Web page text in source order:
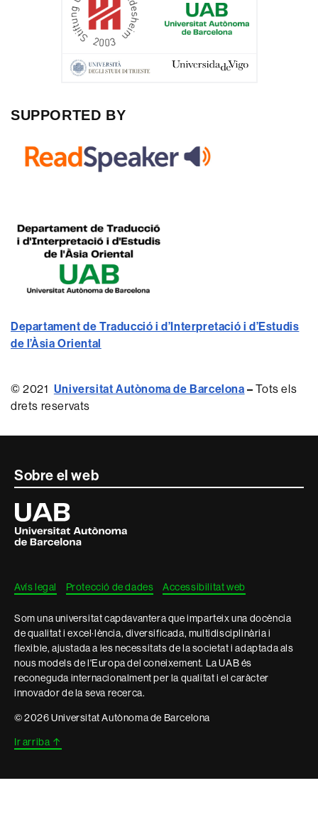
SUPPORTED BY
Departament de Traducció i d’Interpretació i d’Estudis
de l’Àsia Oriental
© 2021 Universitat Autònoma de Barcelona –Tots els
drets reservats
Contacte
informació
legal
Sobre el web
Universitat
Autònoma
de
Barcelona
Avís legal Protecció de dades Accessibilitat web
Som una universitat capdavantera que imparteix una docència
de qualitat i excel·lència, diversificada, multidisciplinària i
flexible, ajustada a les necessitats de la societat i adaptada als
nous models de l'Europa del coneixement. La UAB és
reconeguda internacionalment per la qualitat i el caràcter
innovador de la seva recerca.
© 2026 Universitat Autònoma de Barcelona
Ir arriba ↑